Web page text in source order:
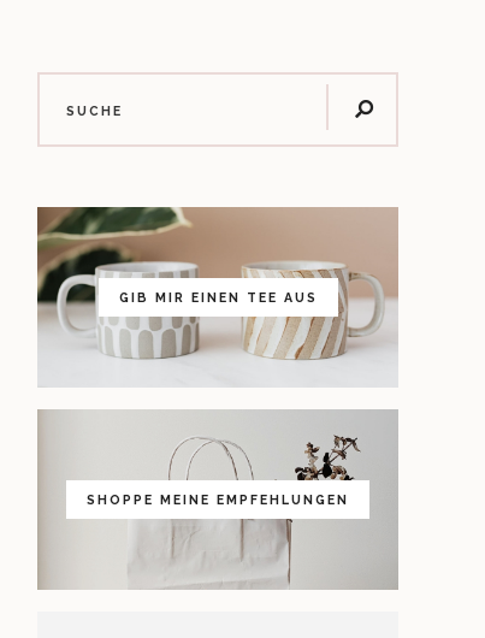
GIB MIR EINEN TEE AUS
SHOPPE MEINE EMPFEHLUNGEN